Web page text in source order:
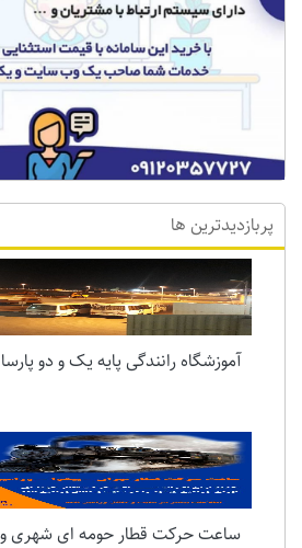
پربازدیدترین ها
آموزشگاه رانندگی پایه یک و دو
ساعت حرکت قطار حومه ای شهری